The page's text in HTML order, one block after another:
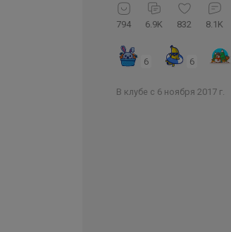
794 6.9K 832 8.1K
6 6
В клубе с 6 ноября 2017 г.